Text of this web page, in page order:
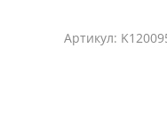
Артикул: